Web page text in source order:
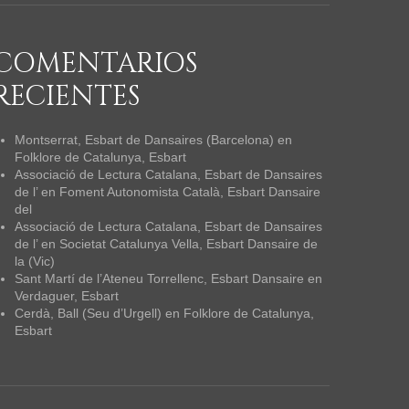
Montserrat, Esbart de Dansaires (Barcelona) en
Folklore de Catalunya, Esbart
Associació de Lectura Catalana, Esbart de Dansaires
de l’en Foment Autonomista Català, Esbart Dansaire
del
Associació de Lectura Catalana, Esbart de Dansaires
de l’en Societat Catalunya Vella, Esbart Dansaire de
la (Vic)
Sant Martí de l’Ateneu Torrellenc, Esbart Dansaire en
Verdaguer, Esbart
Cerdà, Ball (Seu d’Urgell) en Folklore de Catalunya,
Esbart